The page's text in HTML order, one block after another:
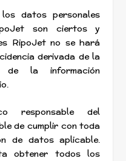
datos personales
son ciertos y
RipoJet no se hará
derivada de la
de la información
responsable del
de cumplir con toda
de datos aplicable.
obtener todos los